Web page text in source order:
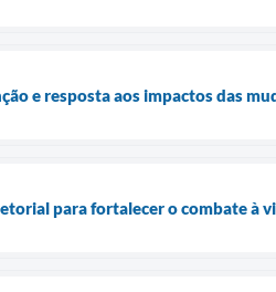
e resposta aos impactos das
para fortalecer o combate à